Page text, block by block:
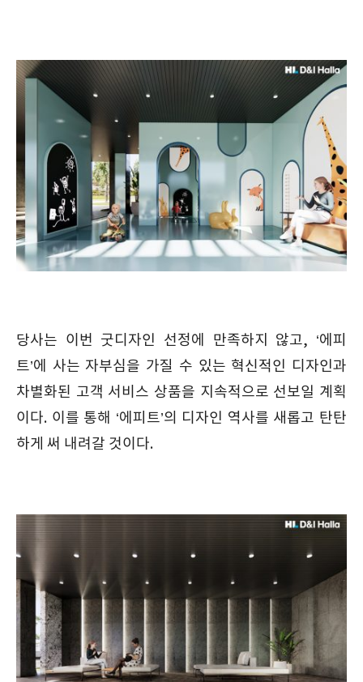
당사는 이번 굿디자인 선정에 만족하지 않고, ‘에피
트’에 사는 자부심을 가질 수 있는 혁신적인 디자인과
차별화된 고객 서비스 상품을 지속적으로 선보일 계획
이다. 이를 통해 ‘에피트’의 디자인 역사를 새롭고 탄탄
하게 써 내려갈 것이다.